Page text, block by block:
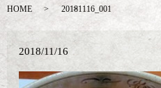
HOME 20181116_001
2018/11/16